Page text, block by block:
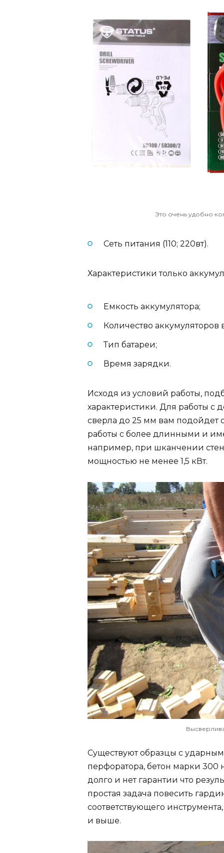
Это очень удобно
Сеть питания (110; 220вт).
Характеристики только
Емкость аккумулятора;
Количество аккумуляторов
Тип батареи;
Время зарядки.
Исходя из условий работы,
характеристики. Для работы
сверла до 25 мм вам подойдет
работы с более длинными и
например, при шканчении
мощностью не менее 1,5 кВт.
Существуют образцы с
перфоратора, бетон марки 300
долго и нет гарантии что
простая задача повесить
соответствующего
и выше.